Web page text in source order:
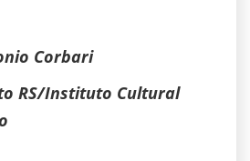
Corbari
RS/Instituto Cultural